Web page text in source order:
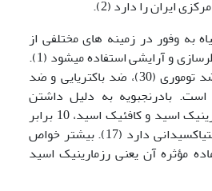
به وفور در زمینه های مختلفی از
قبیل پزشکی، غذایی، عطرسازی و آرایشی استفاده می‎شود (1).
این گیاه دارای خواص ضد توموری (30)، ضد باکتریایی و ضد
(8، 10 و 28) است. بادرنجبویه به دلیل داشتن
ترکیبات فنلی نظیر رزمارینیک اسید و کافئیک اسید، 10 برابر
ویتامین A و E خواص آنتی­اکسیدانی دارد (17). بیشتر خواص
مؤثره آن یعنی رزمارینیک اسید